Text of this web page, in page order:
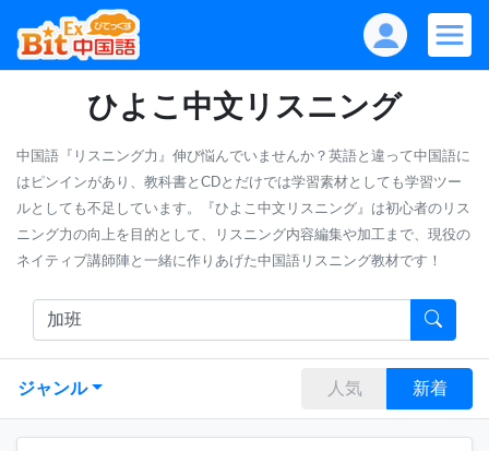
ひよこ中文リスニング
中国語『リスニング力』伸び悩んでいませんか？英語と違って中国語に
はピンインがあり、教科書とCDとだけでは学習素材としても学習ツー
ルとしても不足しています。『ひよこ中文リスニング』は初心者のリス
ニング力の向上を目的として、リスニング内容編集や加工まで、現役の
ネイティブ講師陣と一緒に作りあげた中国語リスニング教材です！
ジャンル 人気 新着